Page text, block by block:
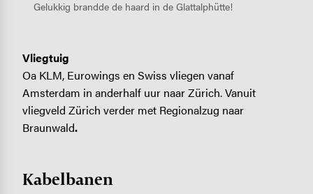
Gelukkig brandde de haard in de Glattalphütte!
Vliegtuig
Oa KLM, Eurowings en Swiss vliegen vanaf
Amsterdam in anderhalf uur naar Zürich. Vanuit
vliegveld Zürich verder met Regionalzug naar
Braunwald.
Kabelbanen